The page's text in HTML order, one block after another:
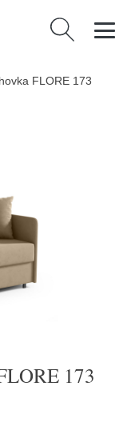
Vyhledávání
FLORE 173
173